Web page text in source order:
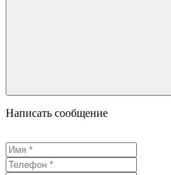
Написать сообщение